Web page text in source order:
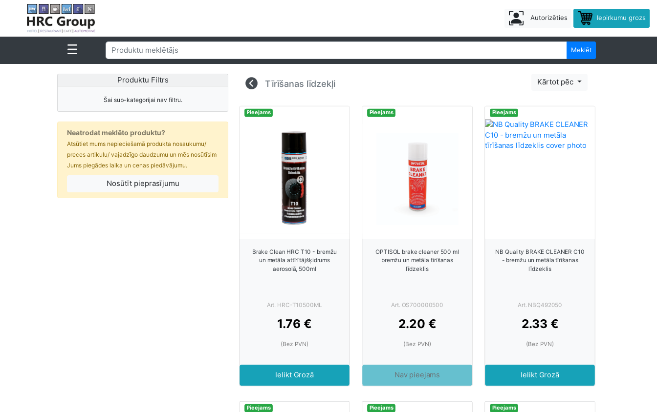
Autorizēties Iepirkumu grozs
Meklēt
Produktu Filtrs
Šai sub-kategorijai nav filtru.
Neatrodat meklēto produktu?
Atsūtiet mums nepieciešamā produkta nosaukumu/
preces artikulu/ vajadzīgo daudzumu un mēs nosūtīsim
Jums piegādes laika un cenas piedāvājumu.
Nosūtīt pieprasījumu
Tīrīšanas līdzekļi Kārtot pēc
Pieejams
Brake Clean HRC T10 - bremžu
un metāla attīrītājšķidrums
aerosolā, 500ml
Art. HRC-T10500ML
1.76 €
(Bez PVN)
Ielikt Grozā
Pieejams
OPTISOL brake cleaner 500 ml
bremžu un metāla tīrīšanas
līdzeklis
Art. OS700000500
2.20 €
(Bez PVN)
Nav pieejams
Pieejams
NB Quality BRAKE CLEANER C10
- bremžu un metāla tīrīšanas
līdzeklis
Art. NBQ492050
2.33 €
(Bez PVN)
Ielikt Grozā
Pieejams Pieejams Pieejams